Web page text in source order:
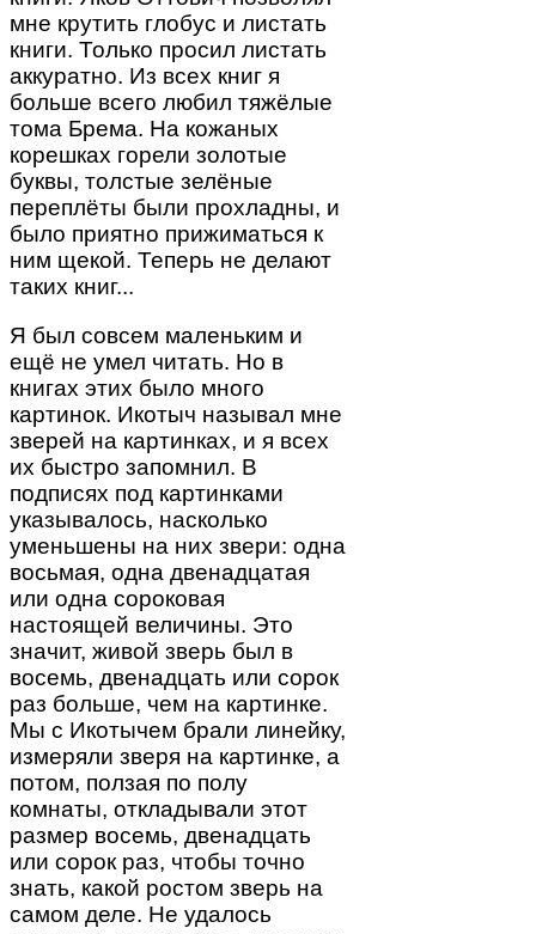
мне крутить глобус и листать
книги. Только просил листать
аккуратно. Из всех книг я
больше всего любил тяжёлые
тома Брема. На кожаных
корешках горели золотые
буквы, толстые зелёные
переплёты были прохладны, и
было приятно прижиматься к
ним щекой. Теперь не делают
таких книг...
Я был совсем маленьким и
ещё не умел читать. Но в
книгах этих было много
картинок. Икотыч называл мне
зверей на картинках, и я всех
их быстро запомнил. В
подписях под картинками
указывалось, насколько
уменьшены на них звери: одна
восьмая, одна двенадцатая
или одна сороковая
настоящей величины. Это
значит, живой зверь был в
восемь, двенадцать или сорок
раз больше, чем на картинке.
Мы с Икотычем брали линейку,
измеряли зверя на картинке, а
потом, ползая по полу
комнаты, откладывали этот
размер восемь, двенадцать
или сорок раз, чтобы точно
знать, какой ростом зверь на
самом деле. Не удалось